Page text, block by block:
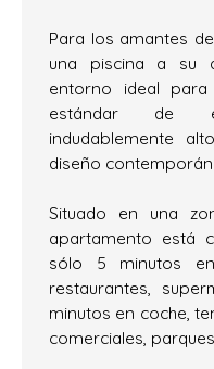
Para los amantes
una piscina a su
entorno ideal
estándar de
indudablemente
diseño
Situado en una
apartamento está
sólo 5 minutos
restaurantes,
minutos en coche,
comerciales,